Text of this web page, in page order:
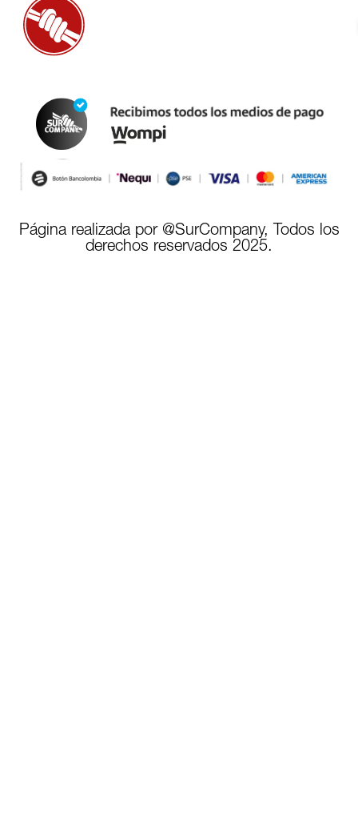
Página realizada por @SurCompany, Todos los
derechos reservados 2025.